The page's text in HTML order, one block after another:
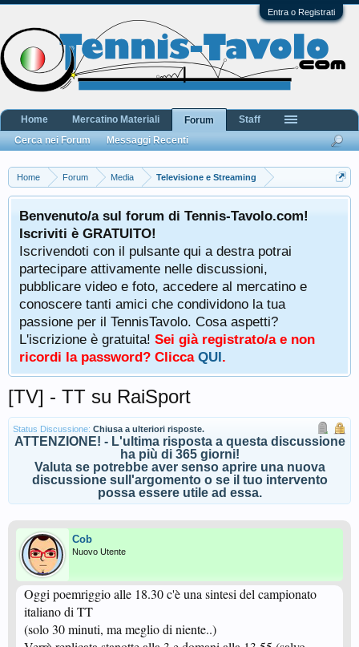
Entra o Registrati
Home Forum Media Televisione e Streaming
Benvenuto/a sul forum di Tennis-Tavolo.com!
Iscriviti è GRATUITO!
Iscrivendoti con il pulsante qui a destra potrai
partecipare attivamente nelle discussioni,
pubblicare video e foto, accedere al mercatino e
conoscere tanti amici che condividono la tua
passione per il TennisTavolo. Cosa aspetti?
L'iscrizione è gratuita! Sei già registrato/a e non
ricordi la password? Clicca QUI.
[TV] - TT su RaiSport
Status Discussione: Chiusa a ulteriori risposte.
ATTENZIONE! - L'ultima risposta a questa discussione
ha più di 365 giorni!
Valuta se potrebbe aver senso aprire una nuova
discussione sull'argomento o se il tuo intervento
possa essere utile ad essa.
Cob
Nuovo Utente
Oggi poemriggio alle 18.30 c'è una sintesi del campionato
italiano di TT
(solo 30 minuti, ma meglio di niente..)
Home Mercatino Materiali
Forum
Cerca nei Forum
Messaggi Recenti
Staff